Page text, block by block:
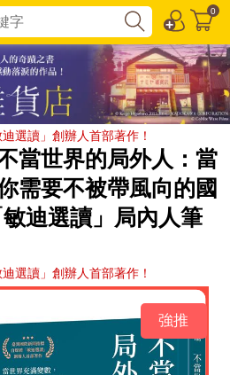
0
選讀」創辦人首部著作！
當世界的局外人：當
需要不被帶風向的國
迪選讀」局內人筆
選讀」創辦人首部著作！
強推